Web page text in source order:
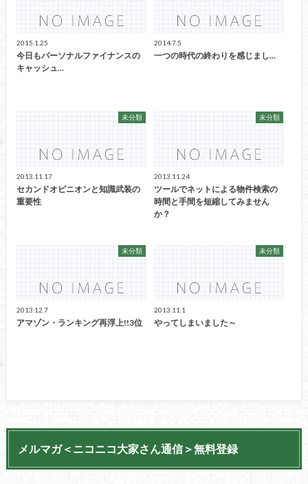
2015.1.25
今日もパーソナルファイナンスの
キャッシュ...
2014.7.5
一つの時代の終わりを感じまし...
未分類
2013.11.17
セカンドオピニオンと知識武装の
重要性
未分類
2013.11.24
ツールでネットによる物件検索の
時間と手間を短縮してみません
か？
未分類
2013.12.7
アマゾン・ランキング再浮上!!3位
未分類
2013.11.1
やってしまいました～
メルマガ＜ニコニコ大家さん通信＞無料登録